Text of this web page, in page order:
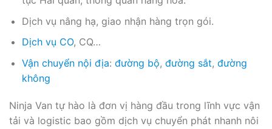
Dịch vụ nâng hạ, giao nhận hàng trọn gói.
Dịch vụ CO, CQ…
Vận chuyển nội địa: đường bộ, đường sắt, đường
không
Ninja Van tự hào là đơn vị hàng đầu trong lĩnh vực vận
tải và logistic bao gồm dịch vụ chuyển phát nhanh nôi